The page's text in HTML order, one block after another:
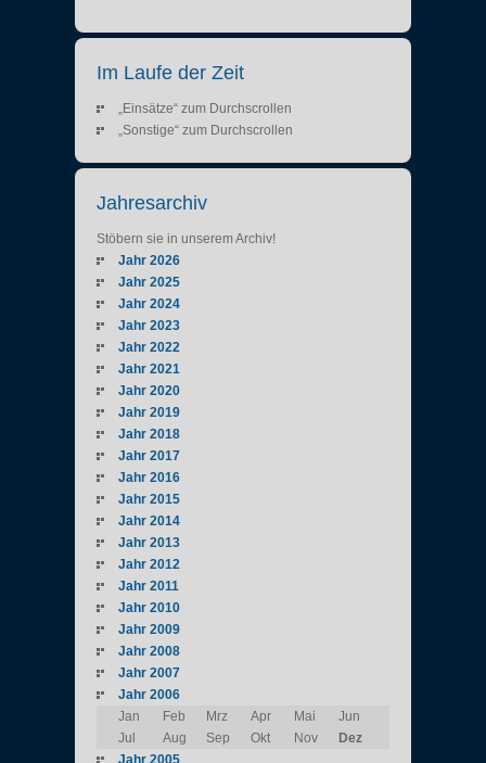
Im Laufe der Zeit
„Einsätze“ zum Durchscrollen
„Sonstige“ zum Durchscrollen
Jahresarchiv
Stöbern sie in unserem Archiv!
Jahr 2026
Jahr 2025
Jahr 2024
Jahr 2023
Jahr 2022
Jahr 2021
Jahr 2020
Jahr 2019
Jahr 2018
Jahr 2017
Jahr 2016
Jahr 2015
Jahr 2014
Jahr 2013
Jahr 2012
Jahr 2011
Jahr 2010
Jahr 2009
Jahr 2008
Jahr 2007
Jahr 2006
Jan
Feb Mrz Apr Mai
Jun
Jul
Aug Sep Okt Nov
Dez
Jahr 2005